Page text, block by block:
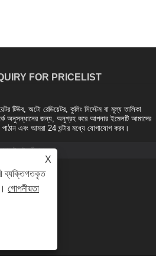
FOR PRICELIST
টিউব, অটো রেডিয়েটর, কুলিং সিস্টেম বা মূল্য তালিকা
অনুসন্ধানের জন্য, অনুগ্রহ করে আপনার ইমেলটি আমাদের
পাঠান এবং আমরা 24 ঘন্টার মধ্যে যোগাযোগ করব।
নানজিং ম্যাজেস্টিক সংস্থা থেকে
2021/04/20
X
ব্যক্তিগতকৃত
গোপনীয়তা